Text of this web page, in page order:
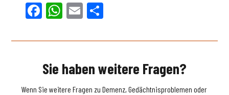
Facebook
WhatsApp
Email
Sie haben weitere Fragen?
Wenn Sie weitere Fragen zu Demenz, Gedächtnisproblemen oder